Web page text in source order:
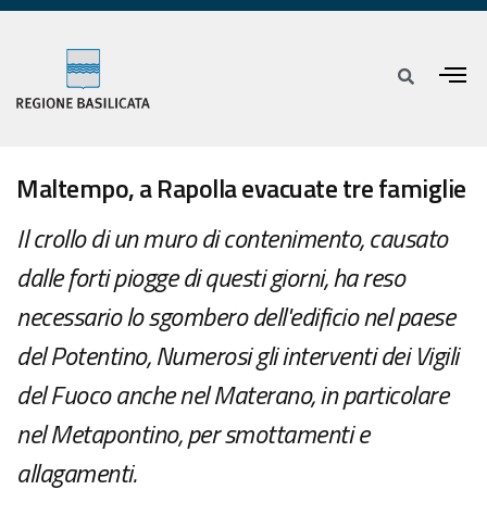
Maltempo, a Rapolla evacuate tre famiglie
Il crollo di un muro di contenimento, causato
dalle forti piogge di questi giorni, ha reso
necessario lo sgombero dell'edificio nel paese
del Potentino, Numerosi gli interventi dei Vigili
del Fuoco anche nel Materano, in particolare
nel Metapontino, per smottamenti e
allagamenti.